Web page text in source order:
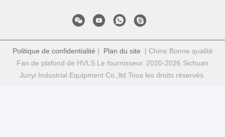
Politique de confidentialité | Plan du site | Chine Bonne qualité
Fan de plafond de HVLS Le fournisseur. 2020-2026 Sichuan
Junyi Industrial Equipment Co.,ltd Tous les droits réservés.